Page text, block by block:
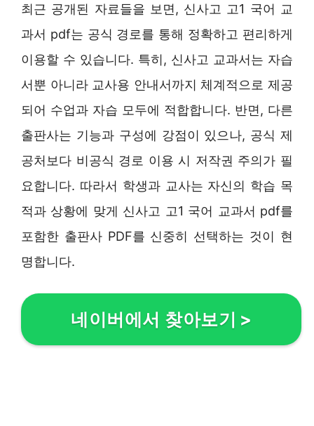
최근 공개된 자료들을 보면, 신사고 고1 국어 교
과서 pdf는 공식 경로를 통해 정확하고 편리하게
이용할 수 있습니다. 특히, 신사고 교과서는 자습
서뿐 아니라 교사용 안내서까지 체계적으로 제공
되어 수업과 자습 모두에 적합합니다. 반면, 다른
출판사는 기능과 구성에 강점이 있으나, 공식 제
공처보다 비공식 경로 이용 시 저작권 주의가 필
요합니다. 따라서 학생과 교사는 자신의 학습 목
적과 상황에 맞게 신사고 고1 국어 교과서 pdf를
포함한 출판사 PDF를 신중히 선택하는 것이 현
명합니다.
네이버에서 찾아보기 >